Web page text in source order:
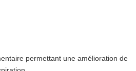
permettant une amélioration de